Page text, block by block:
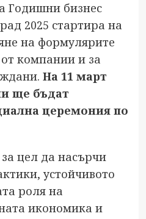
Годишни бизнес
2025 стартира на
на формулярите
компании и за
На 11 март
ще бъдат
церемония по
цел да насърчи
устойчивото
роля на
икономика и